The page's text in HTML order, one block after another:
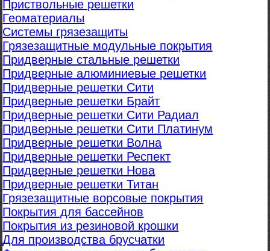
Приствольные решетки
Геоматериалы
Системы грязезащиты
Грязезащитные модульные покрытия
Придверные стальные решетки
Придверные алюминиевые решетки
Придверные решетки Сити
Придверные решетки Брайт
Придверные решетки Сити Радиал
Придверные решетки Сити Платинум
Придверные решетки Волна
Придверные решетки Респект
Придверные решетки Нова
Придверные решетки Титан
Грязезащитные ворсовые покрытия
Покрытия для бассейнов
Покрытия из резиновой крошки
Для производства брусчатки